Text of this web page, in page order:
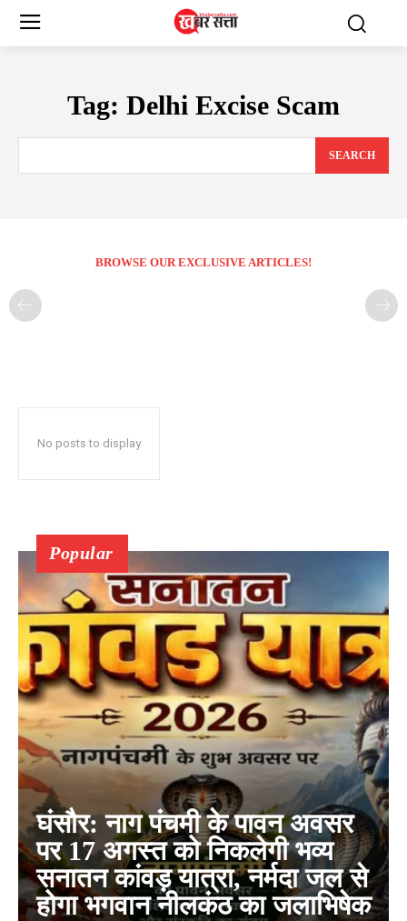
Tag: Delhi Excise Scam
SEARCH
BROWSE OUR EXCLUSIVE ARTICLES!
No posts to display
Popular
घंसौर: नाग पंचमी के पावन अवसर
पर 17 अगस्त को निकलेगी भव्य
सनातन कांवड़ यात्रा, नर्मदा जल से
होगा भगवान नीलकंठ का जलाभिषेक